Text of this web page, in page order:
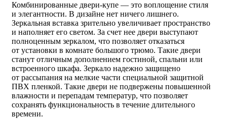
Комбинированные двери-купе — это воплощение стиля
и элегантности. В дизайне нет ничего лишнего.
Зеркальная вставка зрительно увеличивает пространство
и наполняет его светом. За счет нее двери выступают
полноценным зеркалом, что позволяет отказаться
от установки в комнате большого трюмо. Такие двери
станут отличным дополнением гостиной, спальни или
встроенного шкафа. Зеркало надежно защищено
от рассыпания на мелкие части специальной защитной
ПВХ пленкой. Такие двери не подвержены повышенной
влажности и перепадам температур, что позволяет
сохранять функциональность в течение длительного
времени.